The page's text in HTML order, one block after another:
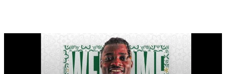
31χρονος άσος.